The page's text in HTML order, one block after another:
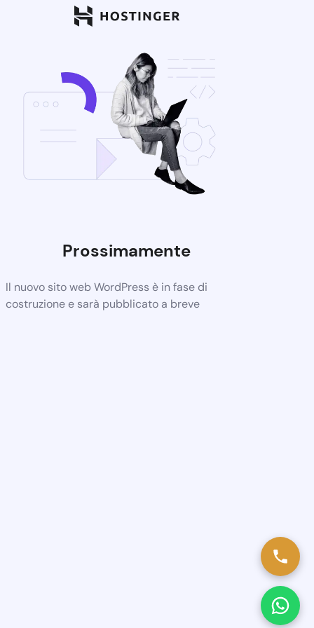
Prossimamente
Il nuovo sito web WordPress è in fase di
costruzione e sarà pubblicato a breve